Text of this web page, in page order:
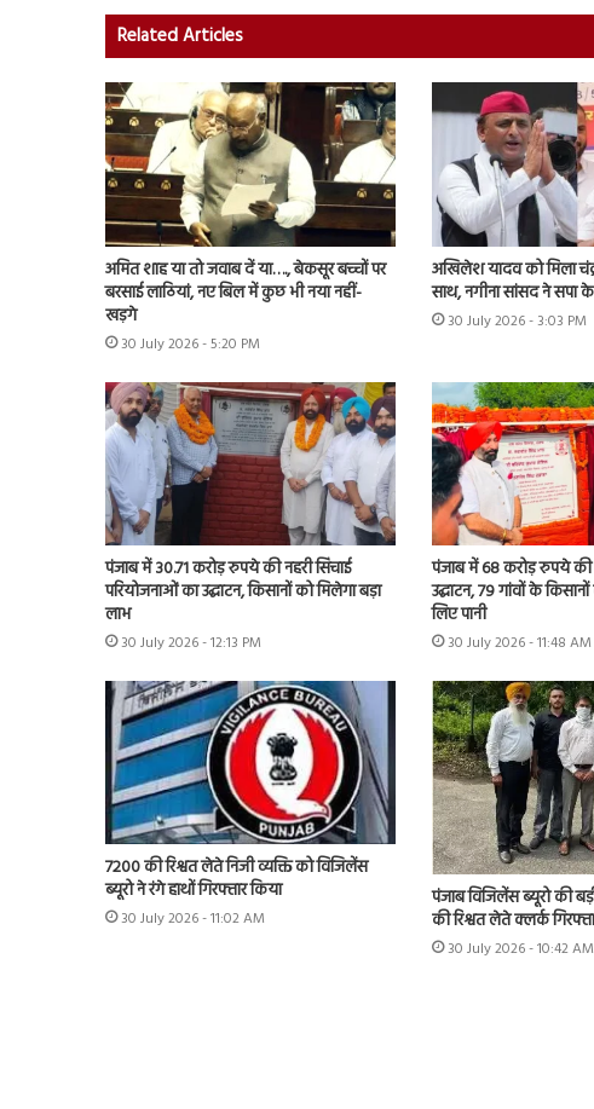
Related Articles
अमित शाह या तो जवाब दें या…., बेकसूर बच्चों पर
बरसाई लाठियां, नए बिल में कुछ भी नया नहीं-
खड़गे
30 July 2026 - 5:20 PM
अखिलेश यादव को मिला
साथ, नगीना सांसद ने सपा
30 July 2026 - 3:03 PM
पंजाब में 30.71 करोड़ रुपये की नहरी सिंचाई
परियोजनाओं का उद्घाटन, किसानों को मिलेगा बड़ा
लाभ
30 July 2026 - 12:13 PM
पंजाब में 68 करोड़ रुपये की
उद्घाटन, 79 गांवों के
लिए पानी
30 July 2026 - 11:48 AM
7200 की रिश्वत लेते निजी व्यक्ति को विजिलेंस
ब्यूरो ने रंगे हाथों गिरफ्तार किया
30 July 2026 - 11:02 AM
पंजाब विजिलेंस ब्यूरो की
की रिश्वत लेते क्लर्क
30 July 2026 - 10:42 AM